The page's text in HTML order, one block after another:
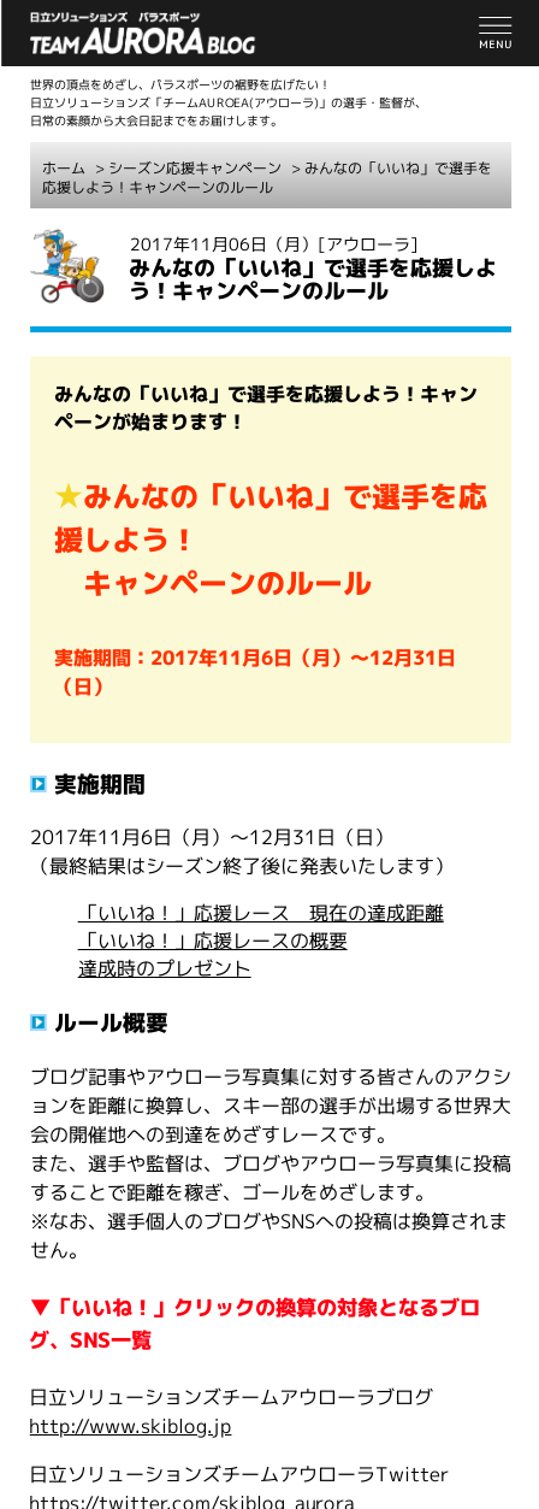
世界の頂点をめざし、パラスポーツの裾野を広げたい！
日立ソリューションズ「チームAUROEA(アウローラ)」の選手・監督が、
日常の素顔から大会日記までをお届けします。
ホーム > シーズン応援キャンペーン > みんなの「いいね」で選手を
応援しよう！キャンペーンのルール
2017年11月06日（月） [アウローラ]
みんなの「いいね」で選手を応援しよ
う！キャンペーンのルール
みんなの「いいね」で選手を応援しよう！キャン
ペーンが始まります！
★みんなの「いいね」で選手を応
援しよう！
キャンペーンのルール
実施期間：2017年11月6日（月）～12月31日
（日）
実施期間
2017年11月6日（月）～12月31日（日）
（最終結果はシーズン終了後に発表いたします）
「いいね！」応援レース 現在の達成距離
「いいね！」応援レースの概要
達成時のプレゼント
ルール概要
ブログ記事やアウローラ写真集に対する皆さんのアクシ
ョンを距離に換算し、スキー部の選手が出場する世界大
会の開催地への到達をめざすレースです。
また、選手や監督は、ブログやアウローラ写真集に投稿
することで距離を稼ぎ、ゴールをめざします。
※なお、選手個人のブログやSNSへの投稿は換算されま
せん。
▼「いいね！」クリックの換算の対象となるブロ
グ、SNS一覧
日立ソリューションズチームアウローラブログ
http://www.skiblog.jp
日立ソリューションズチームアウローラTwitter
https://twitter.com/skiblog_aurora